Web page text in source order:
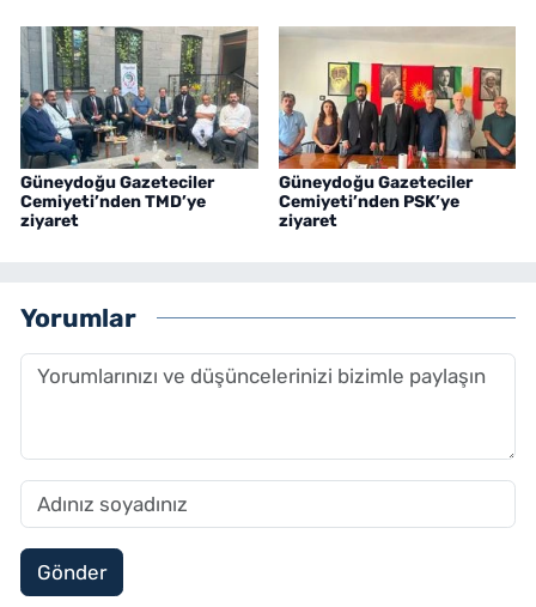
Güneydoğu Gazeteciler
Cemiyeti’nden TMD’ye
ziyaret
Güneydoğu Gazeteciler
Cemiyeti’nden PSK’ye
ziyaret
Yorumlar
Gönder